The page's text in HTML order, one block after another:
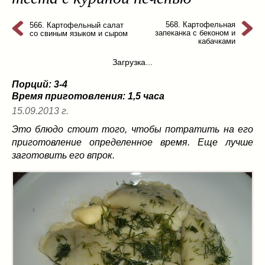
из слоеного теста
на пикник(13)
сладкие блюда
супы(99)
борщ(5)
молочные(4)
свекольник
(2)
суп с фрикадельками
(8)
(10)
холодные супы(22)
тушеное(42)
Вкусные враги фигуры…(44)
десерты(2)
566. Картофельный салат
со свиным языком и сыром
568. Картофельная
запеканка с беконом и
кабачками
Загрузка...
Порций: 3-4
Время приготовления: 1,5 часа
15.09.2013 г.
Это блюдо стоит того, чтобы потратить на его
приготовление определенное время. Еще лучше
заготовить его впрок.